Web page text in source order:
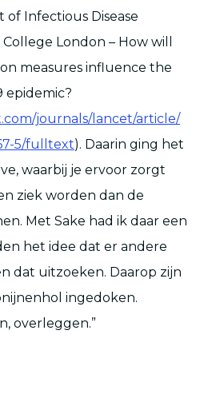
Infectious Disease
London – How will
measures influence the
epidemic?
journals/lancet/article/
5/fulltext). Daarin ging het
waarbij je ervoor zorgt
ziek worden dan de
Met Sake had ik daar een
het idee dat er andere
dat uitzoeken. Daarop zijn
ingedoken.
overleggen.”